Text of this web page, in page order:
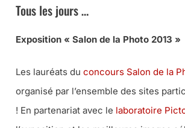
Tous les jours …
Exposition « Salon de la Photo 2013 »
Les lauréats du concours Salon de la
organisé par l’ensemble des sites
! En partenariat avec le laboratoire